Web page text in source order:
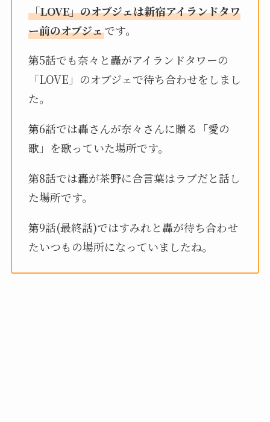
「LOVE」のオブジェは新宿アイランドタワ
ー前のオブジェです。
第5話でも奈々と轟がアイランドタワーの
「LOVE」のオブジェで待ち合わせをしまし
た。
第6話では轟さんが奈々さんに贈る「愛の
歌」を歌っていた場所です。
第8話では轟が茶野に合言葉はラブだと話し
た場所です。
第9話(最終話)ではすみれと轟が待ち合わせ
たいつもの場所になっていましたね。